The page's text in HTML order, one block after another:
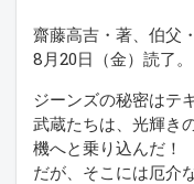
齋藤高吉・著、伯父
8月20日（金）読了。
ジーンズの秘密はテ
武蔵たちは、光輝き
機へと乗り込んだ！
だが、そこには厄介